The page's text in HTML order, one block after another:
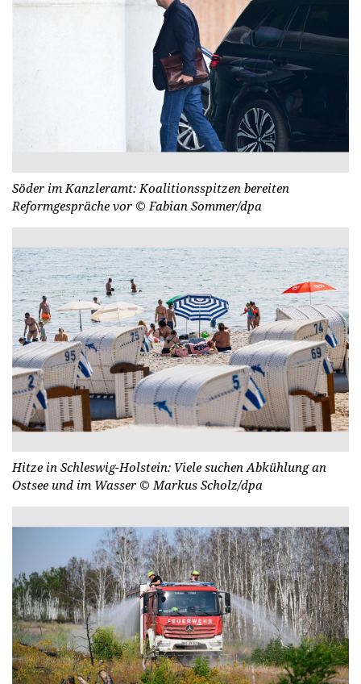
Söder im Kanzleramt: Koalitionsspitzen bereiten
Reformgespräche vor © Fabian Sommer/dpa
Hitze in Schleswig-Holstein: Viele suchen Abkühlung an
Ostsee und im Wasser © Markus Scholz/dpa